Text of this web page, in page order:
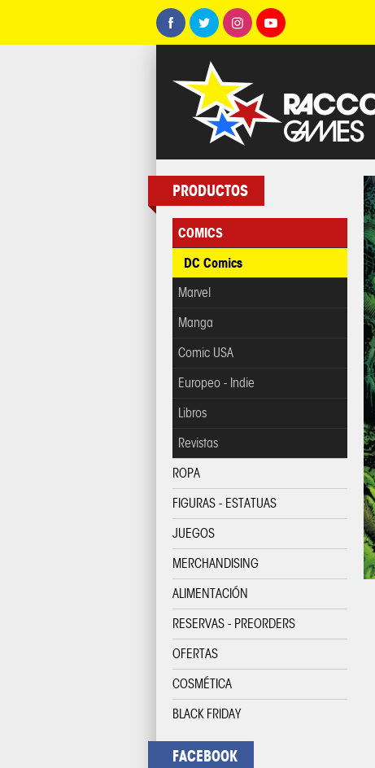
PRODUCTOS
COMICS
DC Comics
Marvel
Manga
Comic USA
Europeo - Indie
Libros
Revistas
ROPA
FIGURAS - ESTATUAS
JUEGOS
MERCHANDISING
ALIMENTACIÓN
RESERVAS - PREORDERS
OFERTAS
COSMÉTICA
BLACK FRIDAY
FACEBOOK